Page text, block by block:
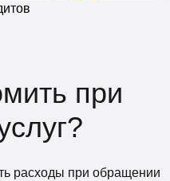
при
расходы при обращении